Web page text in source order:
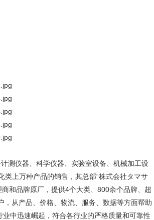
测仪器、科学仪器、实验室设备、机械加工设
上万种产品的销售，其总部“株式会社タマサ
和品牌原厂，提供4个大类、800余个品牌、超
从产品、价格、物流、服务、数据等方面帮助
中迅速崛起，符合各行业的严格质量和可靠性